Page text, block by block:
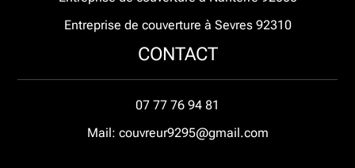
Entreprise de couverture à Sevres 92310
CONTACT
07 77 76 94 81
Mail: couvreur9295@gmail.com